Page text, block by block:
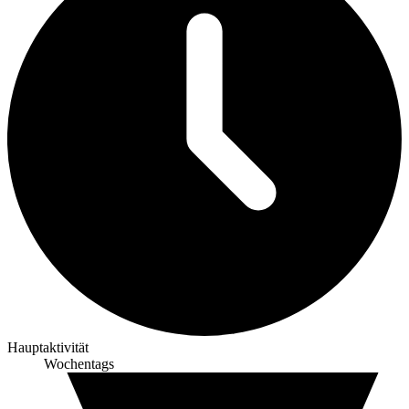
Hauptaktivität
Wochentags